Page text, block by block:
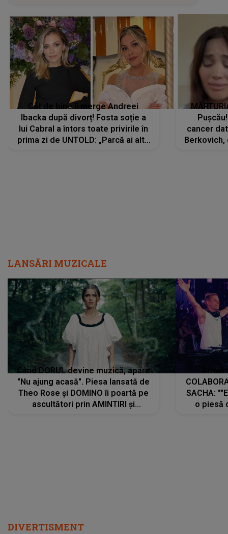
Cât de bine îi merge Andreei
Ibacka după divorț! Fosta soție a
lui Cabral a întors toate privirile în
prima zi de UNTOLD: „Parcă ai altă
cancer
LANSĂRI MUZICALE
Când DORUL devine muzică, apare
"Nu ajung acasă". Piesa lansată de
Theo Rose și DOMINO îi poartă pe
ascultători prin AMINTIRI și
SACHA:
o piesă
DIVERTISMENT